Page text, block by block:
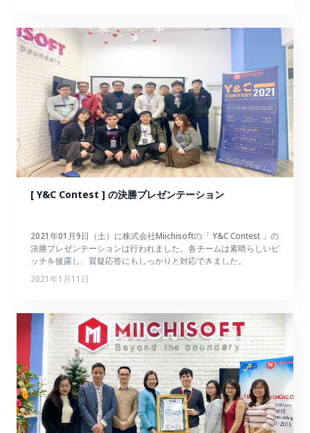
[ Y&C Contest ] の決勝プレゼンテーション
2021年01月9日（土）に株式会社Miichisoftの「 Y&C Contest 」の
決勝プレゼンテーションは行われました。各チームは素晴らしいピ
ッチを披露し、質疑応答にもしっかりと対応できました。
2021年1月11日